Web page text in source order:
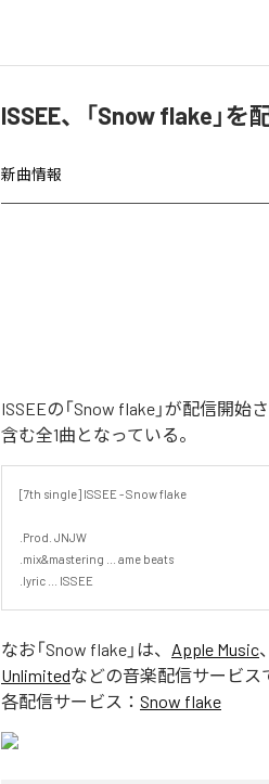
ISSEE、「Snow flake」を
新曲情報
ISSEEの「Snow flake」が配信開
含む全1曲となっている。
[7th single] ISSEE - Snow flake
.Prod. JNJW
.mix&mastering ... ame beats
.lyric ... ISSEE
なお「Snow flake 」は、 Apple Music、
Unlimitedなどの音楽配信サービス
各配信サービス： Snow flake